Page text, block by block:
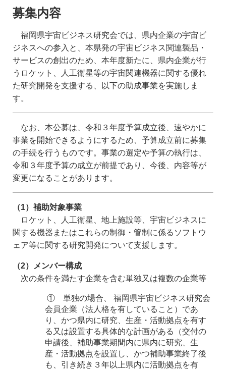
募集内容
福岡県宇宙ビジネス研究会では、県内企業の宇宙ビ
ジネスへの参入と、本県発の宇宙ビジネス関連製品・
サービスの創出のため、本年度新たに、県内企業が行
うロケット、人工衛星等の宇宙関連機器に関する優れ
た研究開発を支援する、以下の助成事業を実施しま
す。
なお、本公募は、令和３年度予算成立後、速やかに
事業を開始できるようにするため、予算成立前に募集
の手続を行うものです。事業の選定や予算の執行は、
令和３年度予算の成立が前提であり、今後、内容等が
変更になることがあります。
（1）補助対象事業
ロケット、人工衛星、地上施設等、宇宙ビジネスに
関する機器またはこれらの制御・管制に係るソフトウ
ェア等に関する研究開発について支援します。
（2）メンバー構成
次の条件を満たす企業を含む単独又は複数の企業等
① 単独の場合、 福岡県宇宙ビジネス研究会
会員企業（法人格を有していること）であ
り、かつ県内に研究、生産・活動拠点を有す
る又は設置する具体的な計画がある（交付の
申請後、補助事業期間内に県内に研究、生
産・活動拠点を設置し、かつ補助事業終了後
も、引き続き３年以上県内に活動拠点を有